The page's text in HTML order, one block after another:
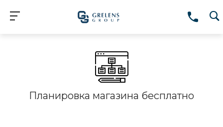
Планировка магазина бесплатно